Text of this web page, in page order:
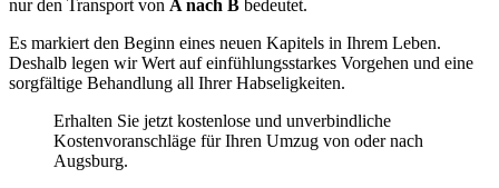
nur den Transport von A nach B bedeutet.
Es markiert den Beginn eines neuen Kapitels in Ihrem Leben.
Deshalb legen wir Wert auf einfühlungsstarkes Vorgehen und eine
sorgfältige Behandlung all Ihrer Habseligkeiten.
Erhalten Sie jetzt kostenlose und unverbindliche
Kostenvoranschläge für Ihren Umzug von oder nach
Augsburg.